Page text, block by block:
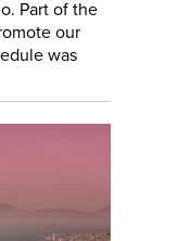
Part of the
our
was